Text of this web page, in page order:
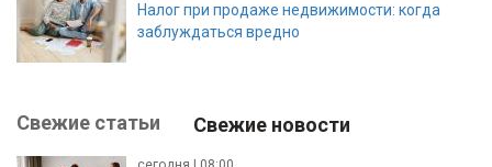
Налог при продаже недвижимости: когда
заблуждаться вредно
Свежие статьи Свежие новости